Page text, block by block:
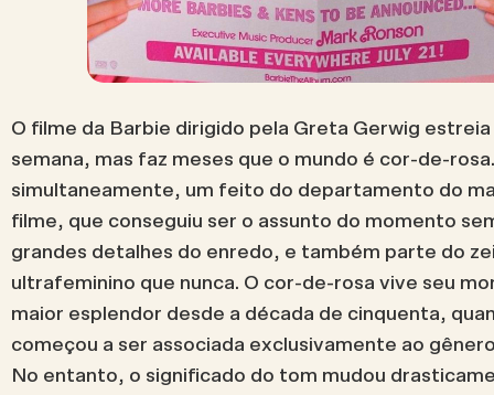
O filme da Barbie dirigido pela Greta Gerwig estreia
semana, mas faz meses que o mundo é cor-de-
simultaneamente, um feito do departamento do
filme, que conseguiu ser o assunto do momento
grandes detalhes do enredo, e também parte do
ultrafeminino que nunca. O cor-de-rosa vive seu
maior esplendor desde a década de cinquenta,
começou a ser associada exclusivamente ao
No entanto, o significado do tom mudou